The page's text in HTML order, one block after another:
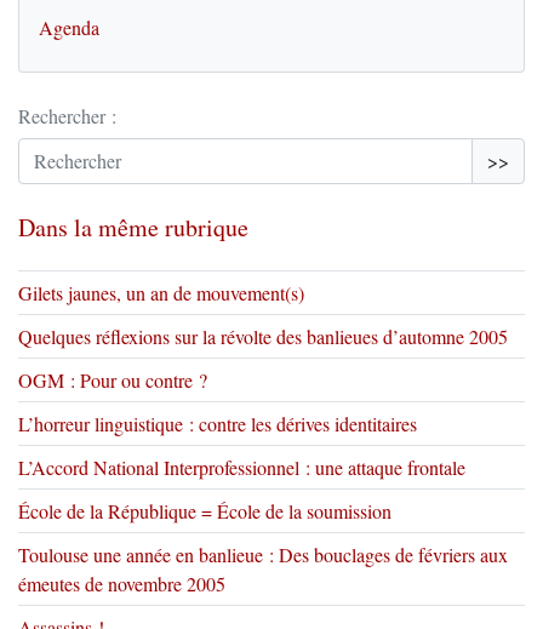
Agenda
Rechercher :
>>
Dans la même rubrique
Gilets jaunes, un an de mouvement(s)
Quelques réflexions sur la révolte des banlieues d’automne 2005
OGM : Pour ou contre ?
L’horreur linguistique : contre les dérives identitaires
L’Accord National Interprofessionnel : une attaque frontale
École de la République = École de la soumission
Toulouse une année en banlieue : Des bouclages de févriers aux
émeutes de novembre 2005